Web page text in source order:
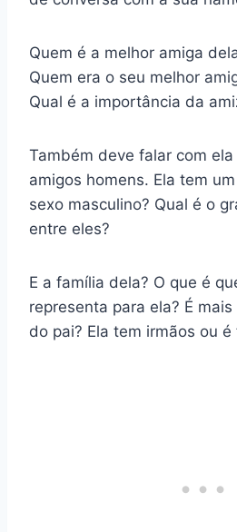
Quem é a melhor amiga
Quem era o seu melhor
Qual é a importância da
Também deve falar com
amigos homens. Ela tem
sexo masculino? Qual é o
entre eles?
E a família dela? O que é
representa para ela? É
do pai? Ela tem irmãos ou é